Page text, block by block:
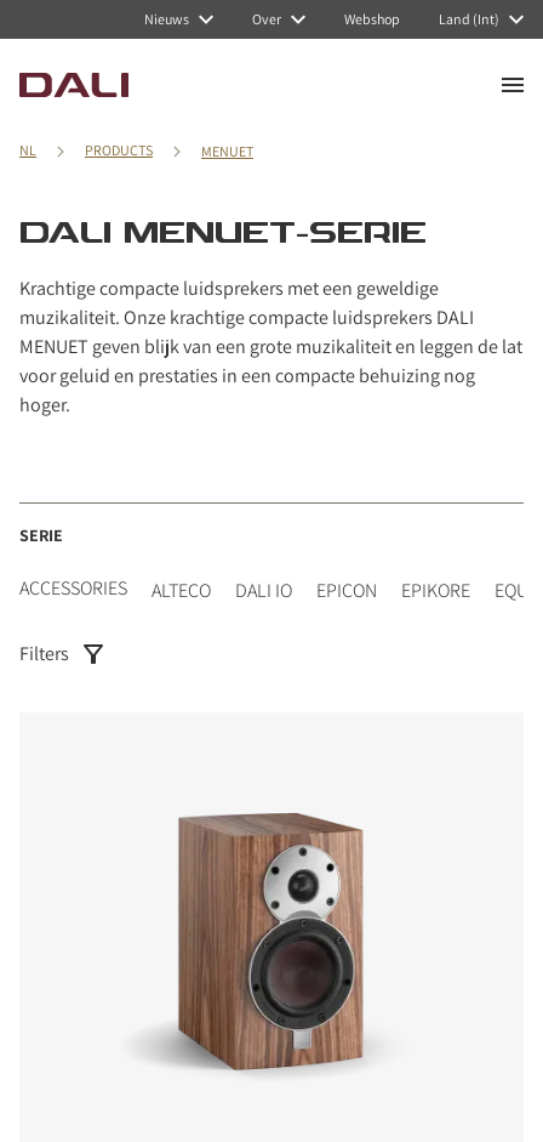
Nieuws Over Webshop Land (Int)
NL PRODUCTS MENUET
DALI MENUET-SERIE
Krachtige compacte luidsprekers met een geweldige
muzikaliteit. Onze krachtige compacte luidsprekers DALI
MENUET geven blijk van een grote muzikaliteit en leggen de lat
voor geluid en prestaties in een compacte behuizing nog
hoger.
SERIE
ACCESSORIES ALTECO DALI IO EPICON EPIKORE EQUI
Filters
Navigated to DALI MENUET-serie